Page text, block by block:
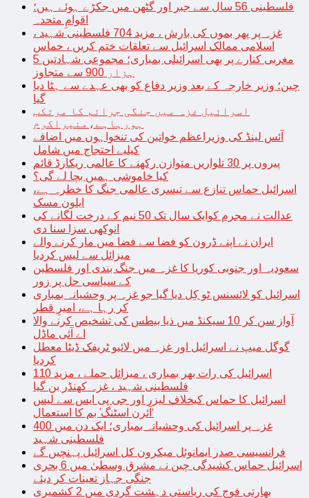
فلسطینی 56 سال سے جبر اور گٹھن میں جکڑے ہوئے ہیں؛
اقوامِ متحدہ
غزہ پر پھر بموں کی بارش ، مزید 704 فلسطینی شہید ،
اسلامی ممالک اسرائیل سے تعلقات ختم کریں ، حماس
مغربی کنارے پر بھی اسرائیلی بمباری؛ مجموعی شہادتیں 5
ہزار 900 سے متجاوز
چین؛ وزیر خارجہ کے بعد وزیر دفاع کو بھی عہدے سے ہٹا دیا
گیا
اسرائیل غزہ میں جنگی جرائم کا مرتکب
ہورہاہے،منیراکرم
آئس لینڈ کی وزیراعظم خواتین کی تنخواہوں میں اضافے
کیلیے احتجاج میں شامل
پیروں پر 30 تلواریں متوازن رکھنے کا عالمی ریکارڈ قائم
کیا خاموشی ہمیں بچا لے گی؟
اسرائیل حماس تنازع سے تیسری عالمی جنگ کا خطرہ ہے،
ایلون مسک
عدالت نے مجرم کوایک سال تک 50 نیم کے درخت لگانے کی
انوکھی سزا سنا دی
ایران نے اپنے ڈرون کو فضا سے فضا میں مار کرنے والے
میزائل سے لیس کردیا
سعودیہ اور جنوبی کوریا کا غزہ میں جنگ بندی اور فلسطین
کے سیاسی حل پر زور
اسرائیل کو لائسنس ٹو کِل دیا گیا جو غزہ پر وحشیانہ بمباری
کر رہا ہے، امیرِ قطر
آواز سن کر 10 سیکنڈ میں ذیا بیطس کی تشخیص کرنے والا
اے آئی ماڈل
گوگل میپ نے اسرائیل اور غزہ میں لائیو ٹریفک ڈیٹا معطل
کردیا
اسرائیل کی رات بھر بمباری ، میزائل حملے ، مزید 110
فلسطینی شہید ، غزہ کھنڈر بن گیا
اسرائیل کا حماس کیخلاف لیزر اور جی پی ایس سے لیس
‘آئرن اسٹنگ’ بم کا استعمال
غزہ پر اسرائیل کی وحشیانہ بمباری؛ ایک دن میں 400
فلسطینی شہید
فرانسیسی صدر ایمانوئل میکرون کل اسرائیل پہنچیں گے
اسرائیل حماس کشیدگی چین نے مشرق وسطیٰ میں 6 بحری
جنگی جہاز تعینات کر دیئے
بھارتی فوج کی ریاستی دہشت گردی میں 2 کشمیری